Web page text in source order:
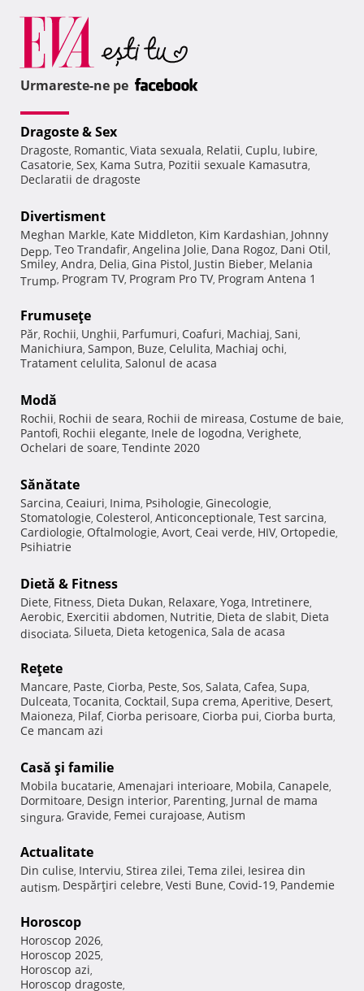
Urmareste-ne pe
Dragoste & Sex
Dragoste, Romantic, Viata sexuala, Relatii, Cuplu, Iubire,
Casatorie, Sex, Kama Sutra, Pozitii sexuale Kamasutra,
Declaratii de dragoste
Divertisment
Meghan Markle, Kate Middleton, Kim Kardashian, Johnny
Depp, Teo Trandafir, Angelina Jolie, Dana Rogoz, Dani Otil,
Smiley, Andra, Delia, Gina Pistol, Justin Bieber, Melania
Trump, Program TV, Program Pro TV, Program Antena 1
Frumuseţe
Păr, Rochii, Unghii, Parfumuri, Coafuri, Machiaj, Sani,
Manichiura, Sampon, Buze, Celulita, Machiaj ochi,
Tratament celulita, Salonul de acasa
Modă
Rochii, Rochii de seara, Rochii de mireasa, Costume de baie,
Pantofi, Rochii elegante, Inele de logodna, Verighete,
Ochelari de soare, Tendinte 2020
Sănătate
Sarcina, Ceaiuri, Inima, Psihologie, Ginecologie,
Stomatologie, Colesterol, Anticonceptionale, Test sarcina,
Cardiologie, Oftalmologie, Avort, Ceai verde, HIV, Ortopedie,
Psihiatrie
Dietă & Fitness
Diete, Fitness, Dieta Dukan, Relaxare, Yoga, Intretinere,
Aerobic, Exercitii abdomen, Nutritie, Dieta de slabit, Dieta
disociata, Silueta, Dieta ketogenica, Sala de acasa
Reţete
Mancare, Paste, Ciorba, Peste, Sos, Salata, Cafea, Supa,
Dulceata, Tocanita, Cocktail, Supa crema, Aperitive, Desert,
Maioneza, Pilaf, Ciorba perisoare, Ciorba pui, Ciorba burta,
Ce mancam azi
Casă şi familie
Mobila bucatarie, Amenajari interioare, Mobila, Canapele,
Dormitoare, Design interior, Parenting, Jurnal de mama
singura, Gravide, Femei curajoase, Autism
Actualitate
Din culise, Interviu, Stirea zilei, Tema zilei, Iesirea din
autism, Despărţiri celebre, Vesti Bune, Covid-19, Pandemie
Horoscop
Horoscop 2026,
Horoscop 2025,
Horoscop azi,
Horoscop dragoste,